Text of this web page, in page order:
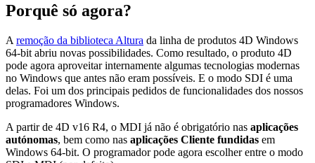
Porquê só agora?
A remoção da biblioteca Altura da linha de produtos 4D Windows
64-bit abriu novas possibilidades. Como resultado, o produto 4D
pode agora aproveitar internamente algumas tecnologias modernas
no Windows que antes não eram possíveis. E o modo SDI é uma
delas. Foi um dos principais pedidos de funcionalidades dos nossos
programadores Windows.
A partir de 4D v16 R4, o MDI já não é obrigatório nas aplicações
autónomas, bem como nas aplicações Cliente fundidas em
Windows 64-bit. O programador pode agora escolher entre o modo